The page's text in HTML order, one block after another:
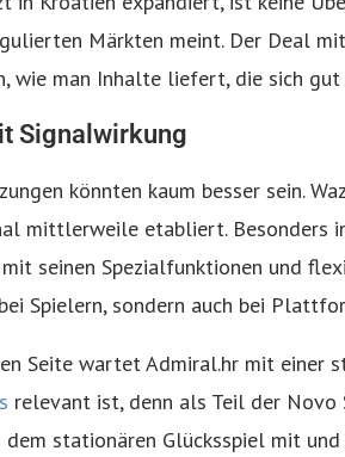
Märkten meint. Der Deal
wie man Inhalte liefert, die sich
Signalwirkung
könnten kaum besser sein.
mittlerweile etabliert. Besonders
seinen Spezialfunktionen und
Spielern, sondern auch bei
Seite wartet Admiral.hr mit einer
relevant ist, denn als Teil der
dem stationären Glücksspiel mit